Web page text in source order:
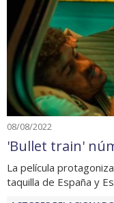
08/08/2022
'Bullet train'
La película
taquilla de España y